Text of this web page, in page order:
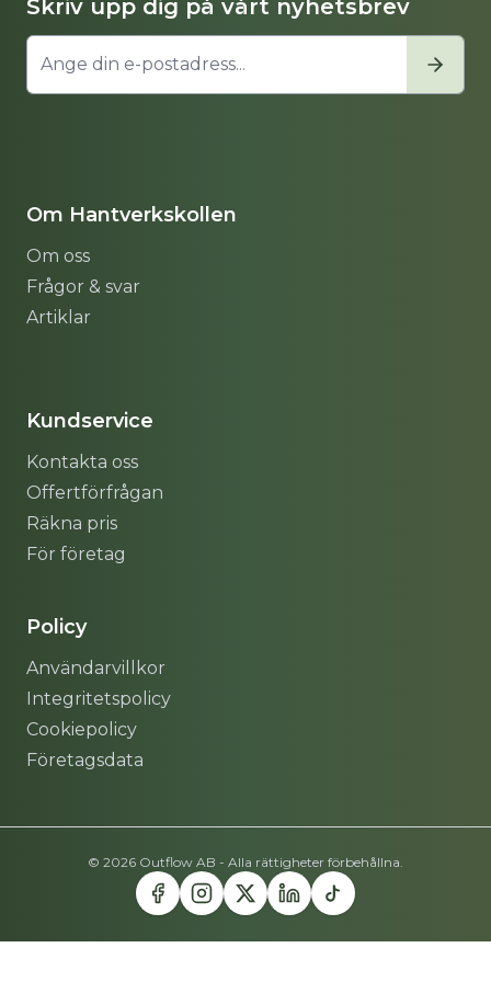
Skriv upp dig på vårt nyhetsbrev
Om Hantverkskollen
Om oss
Frågor & svar
Artiklar
Kundservice
Kontakta oss
Offertförfrågan
Räkna pris
För företag
Policy
Användarvillkor
Integritetspolicy
Cookiepolicy
Företagsdata
© 2026 Outflow AB - Alla rättigheter förbehållna.